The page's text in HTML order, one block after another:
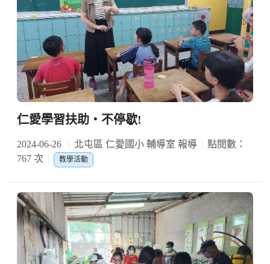
仁愛學習扶助‧不停歇!
2024-06-26 北屯區 仁愛國小 輔導室 報導
點閱數：
767 次
教學活動